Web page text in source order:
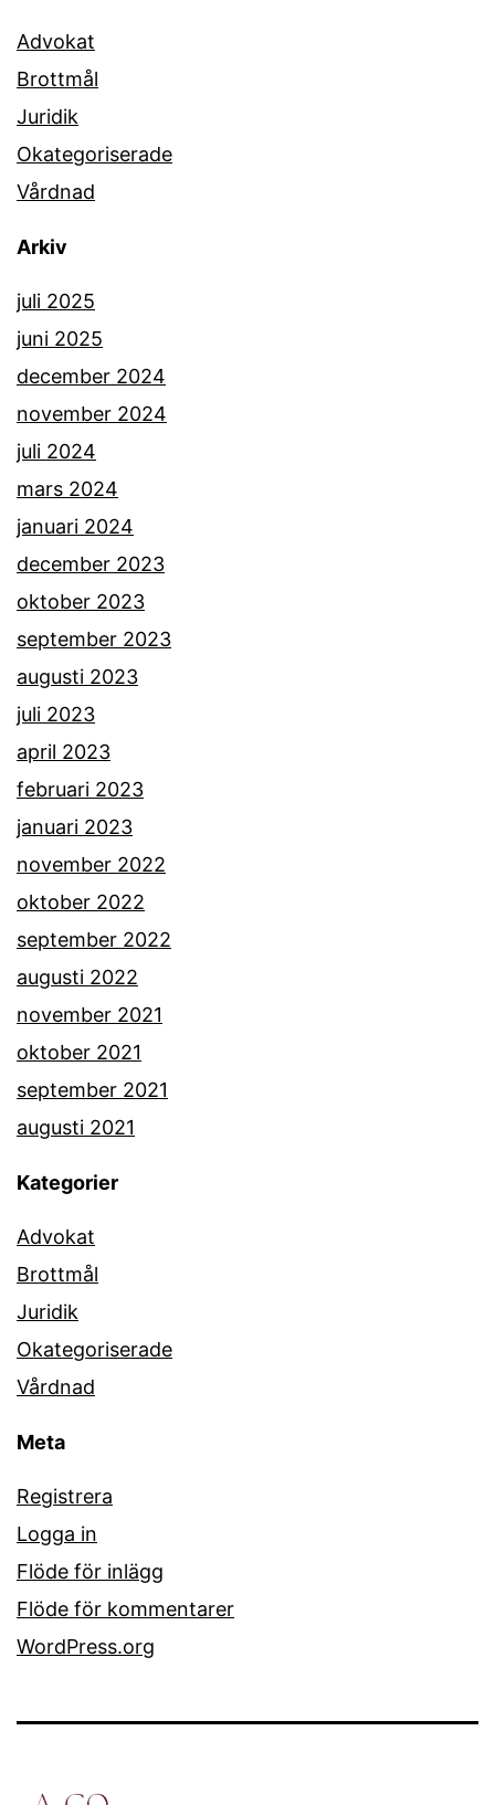
Advokat
Brottmål
Juridik
Okategoriserade
Vårdnad
Arkiv
juli 2025
juni 2025
december 2024
november 2024
juli 2024
mars 2024
januari 2024
december 2023
oktober 2023
september 2023
augusti 2023
juli 2023
april 2023
februari 2023
januari 2023
november 2022
oktober 2022
september 2022
augusti 2022
november 2021
oktober 2021
september 2021
augusti 2021
Kategorier
Advokat
Brottmål
Juridik
Okategoriserade
Vårdnad
Meta
Registrera
Logga in
Flöde för inlägg
Flöde för kommentarer
WordPress.org